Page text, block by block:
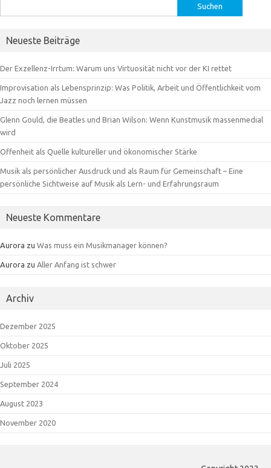
nach:
Neueste Beiträge
Der Exzellenz-Irrtum: Warum uns Virtuosität nicht vor der KI rettet
Improvisation als Lebensprinzip: Was Politik, Arbeit und Öffentlichkeit vom
Jazz noch lernen müssen
Glenn Gould, die Beatles und Brian Wilson: Wenn Kunstmusik massenmedial
wird
Offenheit als Quelle kultureller und ökonomischer Stärke
Musik als persönlicher Ausdruck und als Raum für Gemeinschaft – Eine
persönliche Sichtweise auf Musik als Lern- und Erfahrungsraum
Neueste Kommentare
Aurora zu Was muss ein Musikmanager können?
Aurora zu Aller Anfang ist schwer
Archiv
Dezember 2025
Oktober 2025
Juli 2025
September 2024
August 2023
November 2020